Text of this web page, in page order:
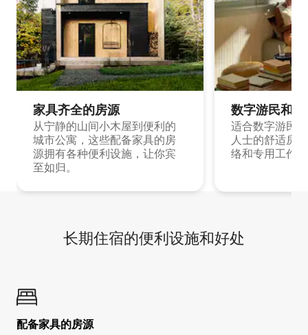
家具齐全的房源
从宁静的山间小木屋到便利的
城市公寓，这些配备家具的房
源拥有各种便利设施，让你宾
至如归。
数字游民和
适合数字游民
人士的舒适房
络和专用工作
长期住宿的便利设施和好处
配备家具的房源